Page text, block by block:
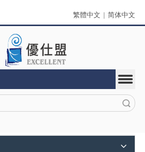
繁體中文 简体中文